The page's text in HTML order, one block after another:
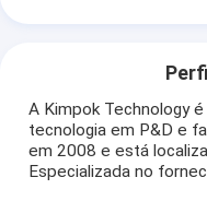
A Kimpok Technology
tecnologia em P&D e
em 2008 e está
Especializada no